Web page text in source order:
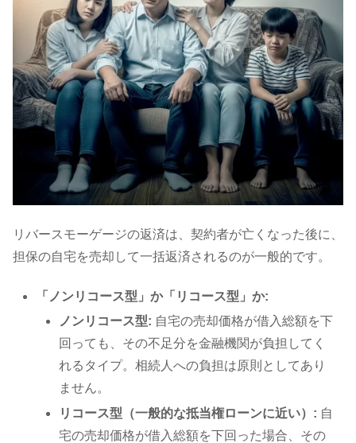
リバースモーゲージの返済は、契約者が亡くなった後に、
担保の自宅を売却して一括返済されるのが一般的です。
「ノンリコース型」か「リコース型」か:
ノンリコース型: 自宅の売却価格が借入総額を下
回っても、その不足分を金融機関が負担してく
れるタイプ。相続人への負担は原則としてあり
ません。
リコース型（一般的な抵当権ローンに近い）: 自
宅の売却価格が借入総額を下回った場合、その